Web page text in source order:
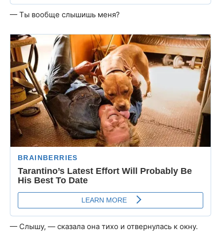
— Ты вообще слышишь меня?
— Слышу, — сказала она тихо и отвернулась к окну.